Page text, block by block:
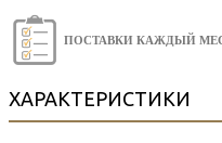
ПОСТАВКИ КАЖДЫЙ
ХАРАКТЕРИСТИКИ